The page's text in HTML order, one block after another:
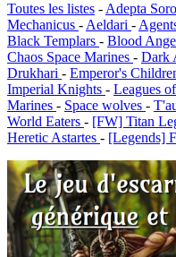
Toutes les listes -Adepta
Mechanicus -Aeldari -
Black Templars - Blood
Chaos Space Marines - Dark
Drukhari - Emperor's
Imperial Knights - Leagues
Marines - Space wolves -
World Eaters - [FW] Titan
Heretic Astartes - [Legends]